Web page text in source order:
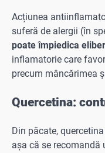
Acțiunea
suferă de alergii (în
poate împiedica
inflamatorie care
precum mâncărimea
Quercetina:
Din păcate,
așa că se recomandă